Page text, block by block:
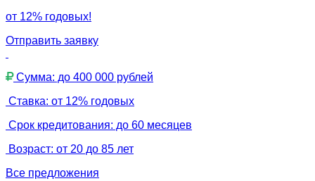
от 12% годовых!
Отправить заявку
Сумма: до 400 000 рублей
Ставка: от 12% годовых
Срок кредитования: до 60 месяцев
Возраст: от 20 до 85 лет
Все предложения